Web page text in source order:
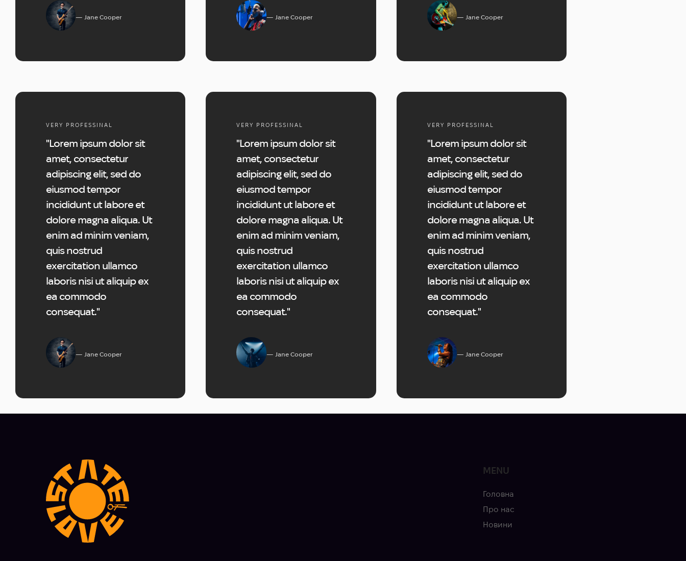
Jane Cooper Jane Cooper Jane Cooper
VERY PROFESSINAL
"Lorem ipsum dolor sit
amet, consectetur
adipiscing elit, sed do
eiusmod tempor
incididunt ut labore et
dolore magna aliqua. Ut
enim ad minim veniam,
quis nostrud
exercitation ullamco
laboris nisi ut aliquip ex
ea commodo
consequat."
Jane Cooper
VERY PROFESSINAL
"Lorem ipsum dolor sit
amet, consectetur
adipiscing elit, sed do
eiusmod tempor
incididunt ut labore et
dolore magna aliqua. Ut
enim ad minim veniam,
quis nostrud
exercitation ullamco
laboris nisi ut aliquip ex
ea commodo
consequat."
Jane Cooper
VERY PROFESSINAL
"Lorem ipsum dolor sit
amet, consectetur
adipiscing elit, sed do
eiusmod tempor
incididunt ut labore et
dolore magna aliqua. Ut
enim ad minim veniam,
quis nostrud
exercitation ullamco
laboris nisi ut aliquip ex
ea commodo
consequat."
Jane Cooper
MENU
Головна
Про нас
Новини